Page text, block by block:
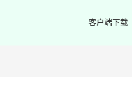
客户端下载